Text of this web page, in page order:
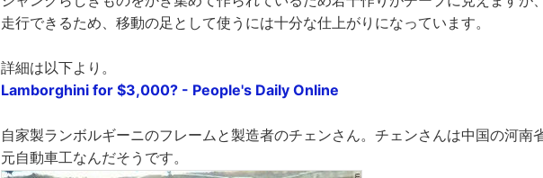
走行できるため、移動の足として使うには十分な仕上がりになっています。
詳細は以下より。
Lamborghini for $3,000? - People's Daily Online
自家製ランボルギーニのフレームと製造者のチェンさん。チェンさんは中国の河南
元自動車工なんだそうです。